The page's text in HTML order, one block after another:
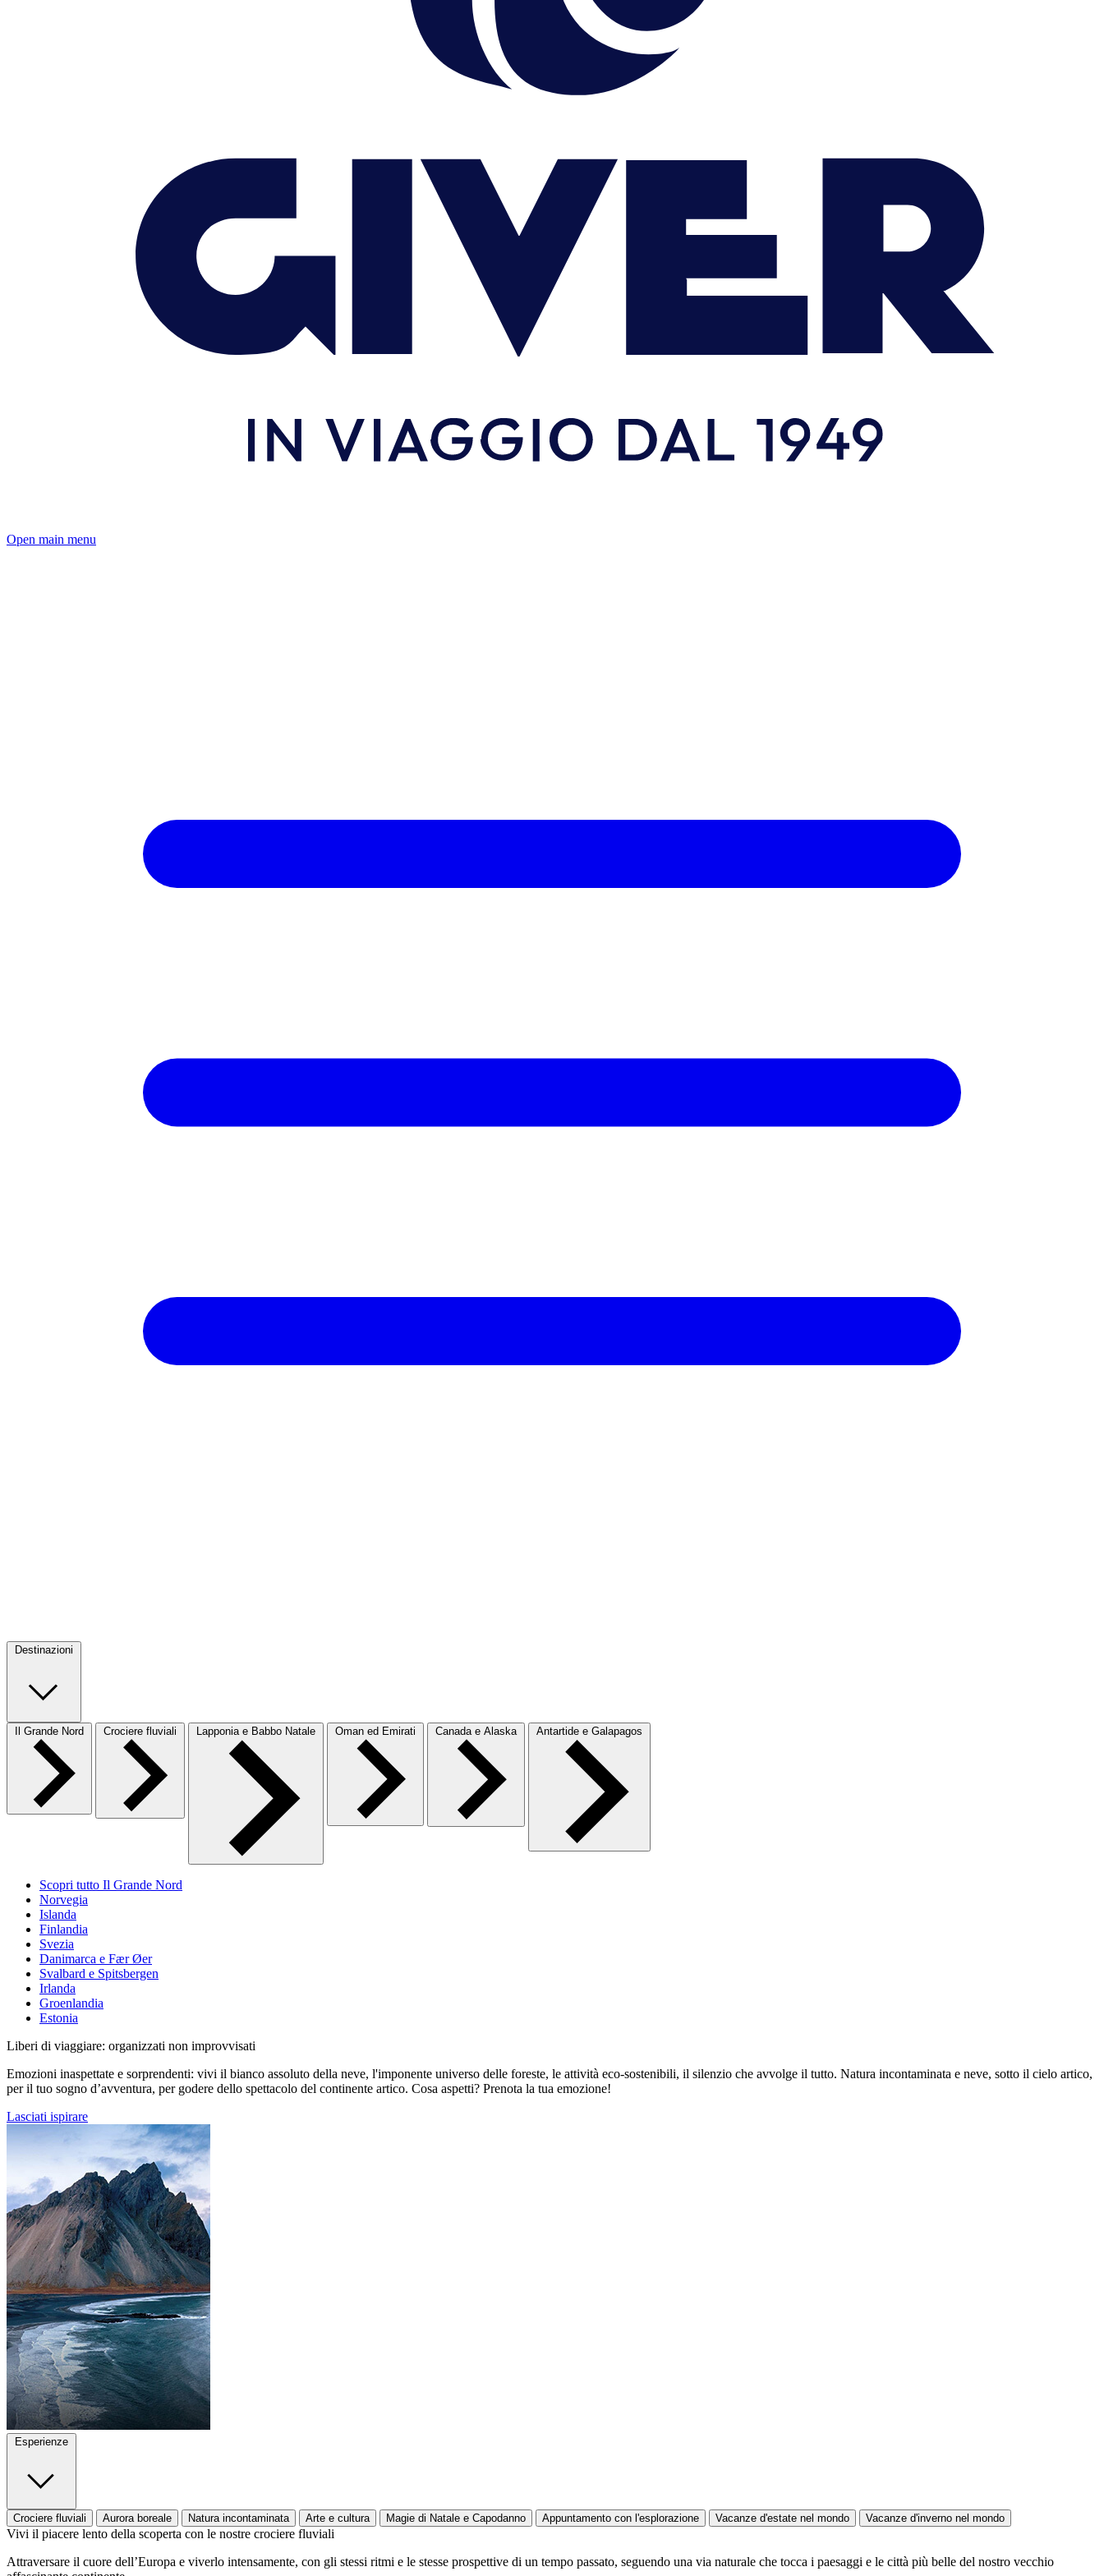
Open main menu
Destinazioni
Il Grande Nord Crociere fluviali Lapponia e Babbo Natale Oman ed Emirati Canada e Alaska Antartide e Galapagos
Scopri tutto Il Grande Nord
Norvegia
Islanda
Finlandia
Svezia
Danimarca e Fær Øer
Svalbard e Spitsbergen
Irlanda
Groenlandia
Estonia
Liberi di viaggiare: organizzati non improvvisati
Emozioni inaspettate e sorprendenti: vivi il bianco assoluto della neve, l'imponente universo delle foreste, le attività eco-sostenibili, il silenzio che avvolge il tutto. Natura incontaminata e neve, sotto il cielo artico,
per il tuo sogno d’avventura, per godere dello spettacolo del continente artico. Cosa aspetti? Prenota la tua emozione!
Lasciati ispirare
Esperienze
Crociere fluviali Aurora boreale Natura incontaminata Arte e cultura Magie di Natale e Capodanno Appuntamento con l'esplorazione Vacanze d'estate nel mondo Vacanze d'inverno nel mondo
Vivi il piacere lento della scoperta con le nostre crociere fluviali
Attraversare il cuore dell’Europa e viverlo intensamente, con gli stessi ritmi e le stesse prospettive di un tempo passato, seguendo una via naturale che tocca i paesaggi e le città più belle del nostro vecchio